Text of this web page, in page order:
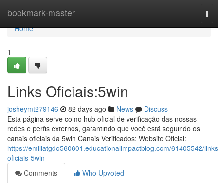
bookmark-master
Home
Home
1
Links Oficiais:5win
josheymt279146 82 days ago News
Discuss
Esta página serve como hub oficial de verificação das nossas
redes e perfis externos, garantindo que você está seguindo os
canais oficiais da 5win Canais Verificados: Website Oficial:
https://emiliatgdo560601.educationalimpactblog.com/61405542/
oficiais-5win
Comments
Who Upvoted